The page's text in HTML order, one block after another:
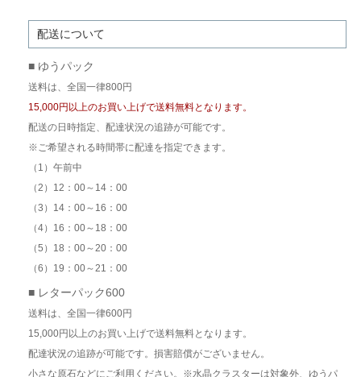
配送について
■ ゆうパック
送料は、全国一律800円
15,000円以上のお買い上げで送料無料となります。
配送の日時指定、配達状況の追跡が可能です。
※ご希望される時間帯に配達を指定できます。
（1）午前中
（2）12：00～14：00
（3）14：00～16：00
（4）16：00～18：00
（5）18：00～20：00
（6）19：00～21：00
■ レターパック600
送料は、全国一律600円
15,000円以上のお買い上げで送料無料となります。
配達状況の追跡が可能です。損害賠償がございません。
小さな原石などにご利用ください。※水晶クラスターは対象外、ゆうパ